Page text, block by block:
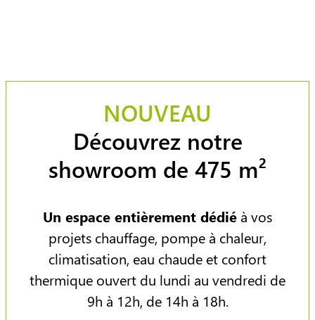
NOUVEAU
Découvrez notre
showroom de 475 m²
Un espace entièrement dédié à vos
projets chauffage, pompe à chaleur,
climatisation, eau chaude et confort
thermique ouvert du lundi au vendredi de
9h à 12h, de 14h à 18h.